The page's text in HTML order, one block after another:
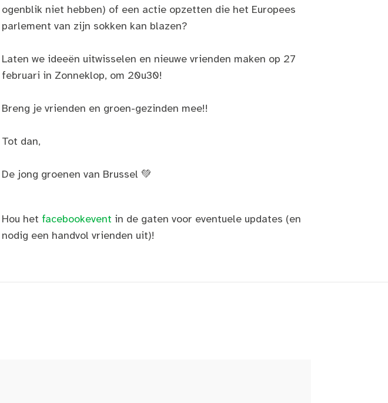
ogenblik niet hebben) of een actie opzetten die het Europees
parlement van zijn sokken kan blazen?
Laten we ideeën uitwisselen en nieuwe vrienden maken op 27
februari in Zonneklop, om 20u30!
Breng je vrienden en groen-gezinden mee!!
Tot dan,
De jong groenen van Brussel 💚
Hou het facebookevent in de gaten voor eventuele updates (en
nodig een handvol vrienden uit)!